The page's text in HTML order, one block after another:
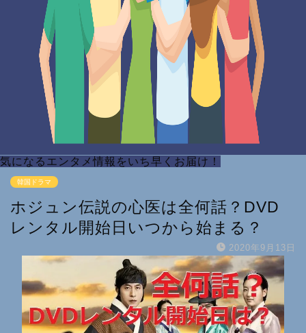
気になるエンタメ情報をいち早くお届け！
韓国ドラマ
ホジュン伝説の心医は全何話？DVD
レンタル開始日いつから始まる？
2020年9月13日